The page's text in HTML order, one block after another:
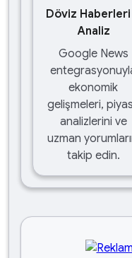
Döviz Haberleri
Analiz
Google News
ekonomik
gelişmeleri,
analizlerini ve
uzman
takip edin.